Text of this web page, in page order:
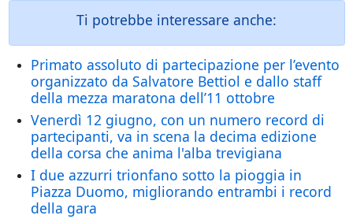
Ti potrebbe interessare anche:
Primato assoluto di partecipazione per l’evento
organizzato da Salvatore Bettiol e dallo staff
della mezza maratona dell’11 ottobre
Venerdì 12 giugno, con un numero record di
partecipanti, va in scena la decima edizione
della corsa che anima l'alba trevigiana
I due azzurri trionfano sotto la pioggia in
Piazza Duomo, migliorando entrambi i record
della gara